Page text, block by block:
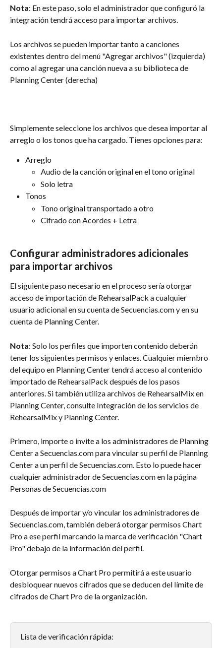
Nota: En este paso, solo el administrador que configuró la
integración tendrá acceso para importar archivos.
Los archivos se pueden importar tanto a canciones
existentes dentro del menú "Agregar archivos" (izquierda)
como al agregar una canción nueva a su biblioteca de
Planning Center (derecha)
Simplemente seleccione los archivos que desea importar al
arreglo o los tonos que ha cargado. Tienes opciones para:
Arreglo
Audio de la canción original en el tono original
Solo letra
Tonos
Tono original transportado a otro
Cifrado con Acordes + Letra
Configurar administradores adicionales
para importar archivos
El siguiente paso necesario en el proceso sería otorgar
acceso de importación de RehearsalPack a cualquier
usuario adicional en su cuenta de Secuencias.com y en su
cuenta de Planning Center.
Nota: Solo los perfiles que importen contenido deberán
tener los siguientes permisos y enlaces. Cualquier miembro
del equipo en Planning Center tendrá acceso al contenido
importado de RehearsalPack después de los pasos
anteriores. Si también utiliza archivos de RehearsalMix en
Planning Center, consulte Integración de los servicios de
RehearsalMix y Planning Center.
Primero, importe o invite a los administradores de Planning
Center a Secuencias.com para vincular su perfil de Planning
Center a un perfil de Secuencias.com. Esto lo puede hacer
cualquier administrador de Secuencias.com en la página
Personas de Secuencias.com
Después de importar y/o vincular los administradores de
Secuencias.com, también deberá otorgar permisos Chart
Pro a ese perfil marcando la marca de verificación "Chart
Pro" debajo de la información del perfil.
Otorgar permisos a Chart Pro permitirá a este usuario
desbloquear nuevos cifrados que se deducen del límite de
cifrados de Chart Pro de la organización.
Lista de verificación rápida: